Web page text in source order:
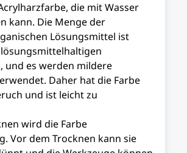
die mit Wasser
kann. Die Menge der
Lösungsmittel ist
und es werden mildere
Daher hat die Farbe
und ist leicht zu
wird die Farbe
Vor dem Trocknen kann sie